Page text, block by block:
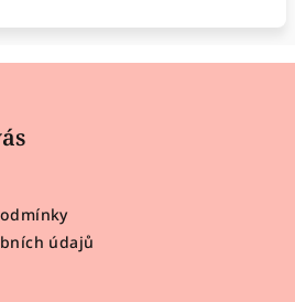
údajů